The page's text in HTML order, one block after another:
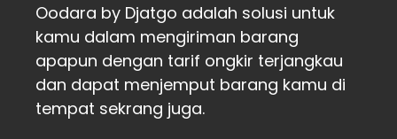
Oodara by Djatgo adalah solusi untuk
kamu dalam mengiriman barang
apapun dengan tarif ongkir terjangkau
dan dapat menjemput barang kamu di
tempat sekrang juga.